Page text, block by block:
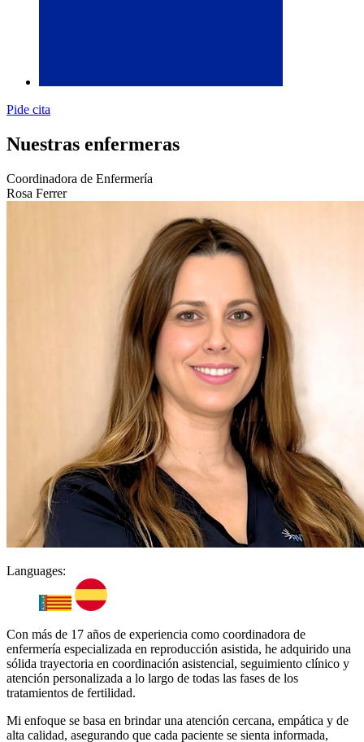
Pide cita
Nuestras enfermeras
Coordinadora de Enfermería
Rosa Ferrer
Languages:
Con más de 17 años de experiencia como coordinadora de
enfermería especializada en reproducción asistida, he adquirido una
sólida trayectoria en coordinación asistencial, seguimiento clínico y
atención personalizada a lo largo de todas las fases de los
tratamientos de fertilidad.
Mi enfoque se basa en brindar una atención cercana, empática y de
alta calidad, asegurando que cada paciente se sienta informada,